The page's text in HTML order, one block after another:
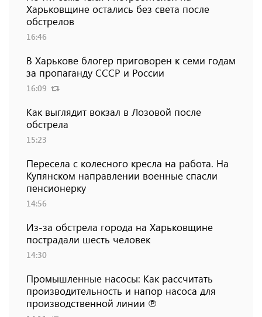
Харьковщине остались без света после
обстрелов
16:46
В Харькове блогер приговорен к семи годам
за пропаганду СССР и России
16:09
Как выглядит вокзал в Лозовой после
обстрела
15:23
Пересела с колесного кресла на работа. На
Купянском направлении военные спасли
пенсионерку
14:56
Из-за обстрела города на Харьковщине
пострадали шесть человек
14:30
Промышленные насосы: Как рассчитать
производительность и напор насоса для
производственной линии ℗